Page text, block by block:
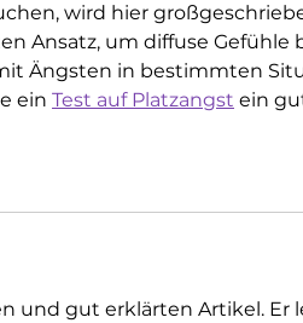
wird hier
Ansatz, um diffuse Gefühle
Ängsten in bestimmten
ein Test auf Platzangst ein
und gut erklärten Artikel. Er